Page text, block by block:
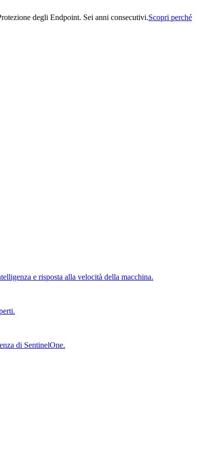
degli Endpoint. Sei anni consecutivi.Scopri perché
e risposta alla velocità della macchina.
di SentinelOne.